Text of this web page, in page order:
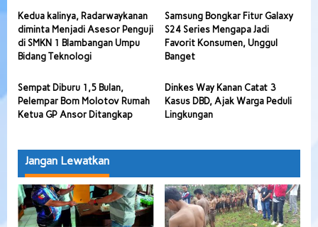
Kedua kalinya, Radarwaykanan
diminta Menjadi Asesor Penguji
di SMKN 1 Blambangan Umpu
Bidang Teknologi
Samsung Bongkar Fitur Galaxy
S24 Series Mengapa Jadi
Favorit Konsumen, Unggul
Banget
Sempat Diburu 1,5 Bulan,
Pelempar Bom Molotov Rumah
Ketua GP Ansor Ditangkap
Dinkes Way Kanan Catat 3
Kasus DBD, Ajak Warga Peduli
Lingkungan
Jangan Lewatkan